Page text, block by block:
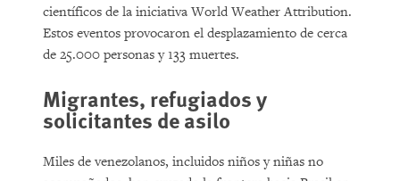
científicos de la iniciativa World Weather Attribution.
Estos eventos provocaron el desplazamiento de cerca
de 25.000 personas y 133 muertes.
Migrantes, refugiados y
solicitantes de asilo
Miles de venezolanos, incluidos niños y niñas no